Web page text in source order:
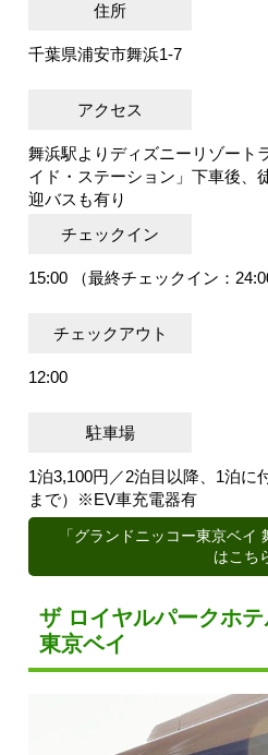
住所
千葉県浦安市舞浜1-7
アクセス
舞浜駅よりディズニーリゾート
イド・ステーション」下車後
迎バスも有り
チェックイン
15:00 （最終チェックイン：
チェックアウト
12:00
駐車場
1泊3,100円／2泊目以降、1泊に
まで）※EV車充電器有
「グランドニッコー東京ベイ
はこち
ザ ロイヤルパークホ
東京ベイ